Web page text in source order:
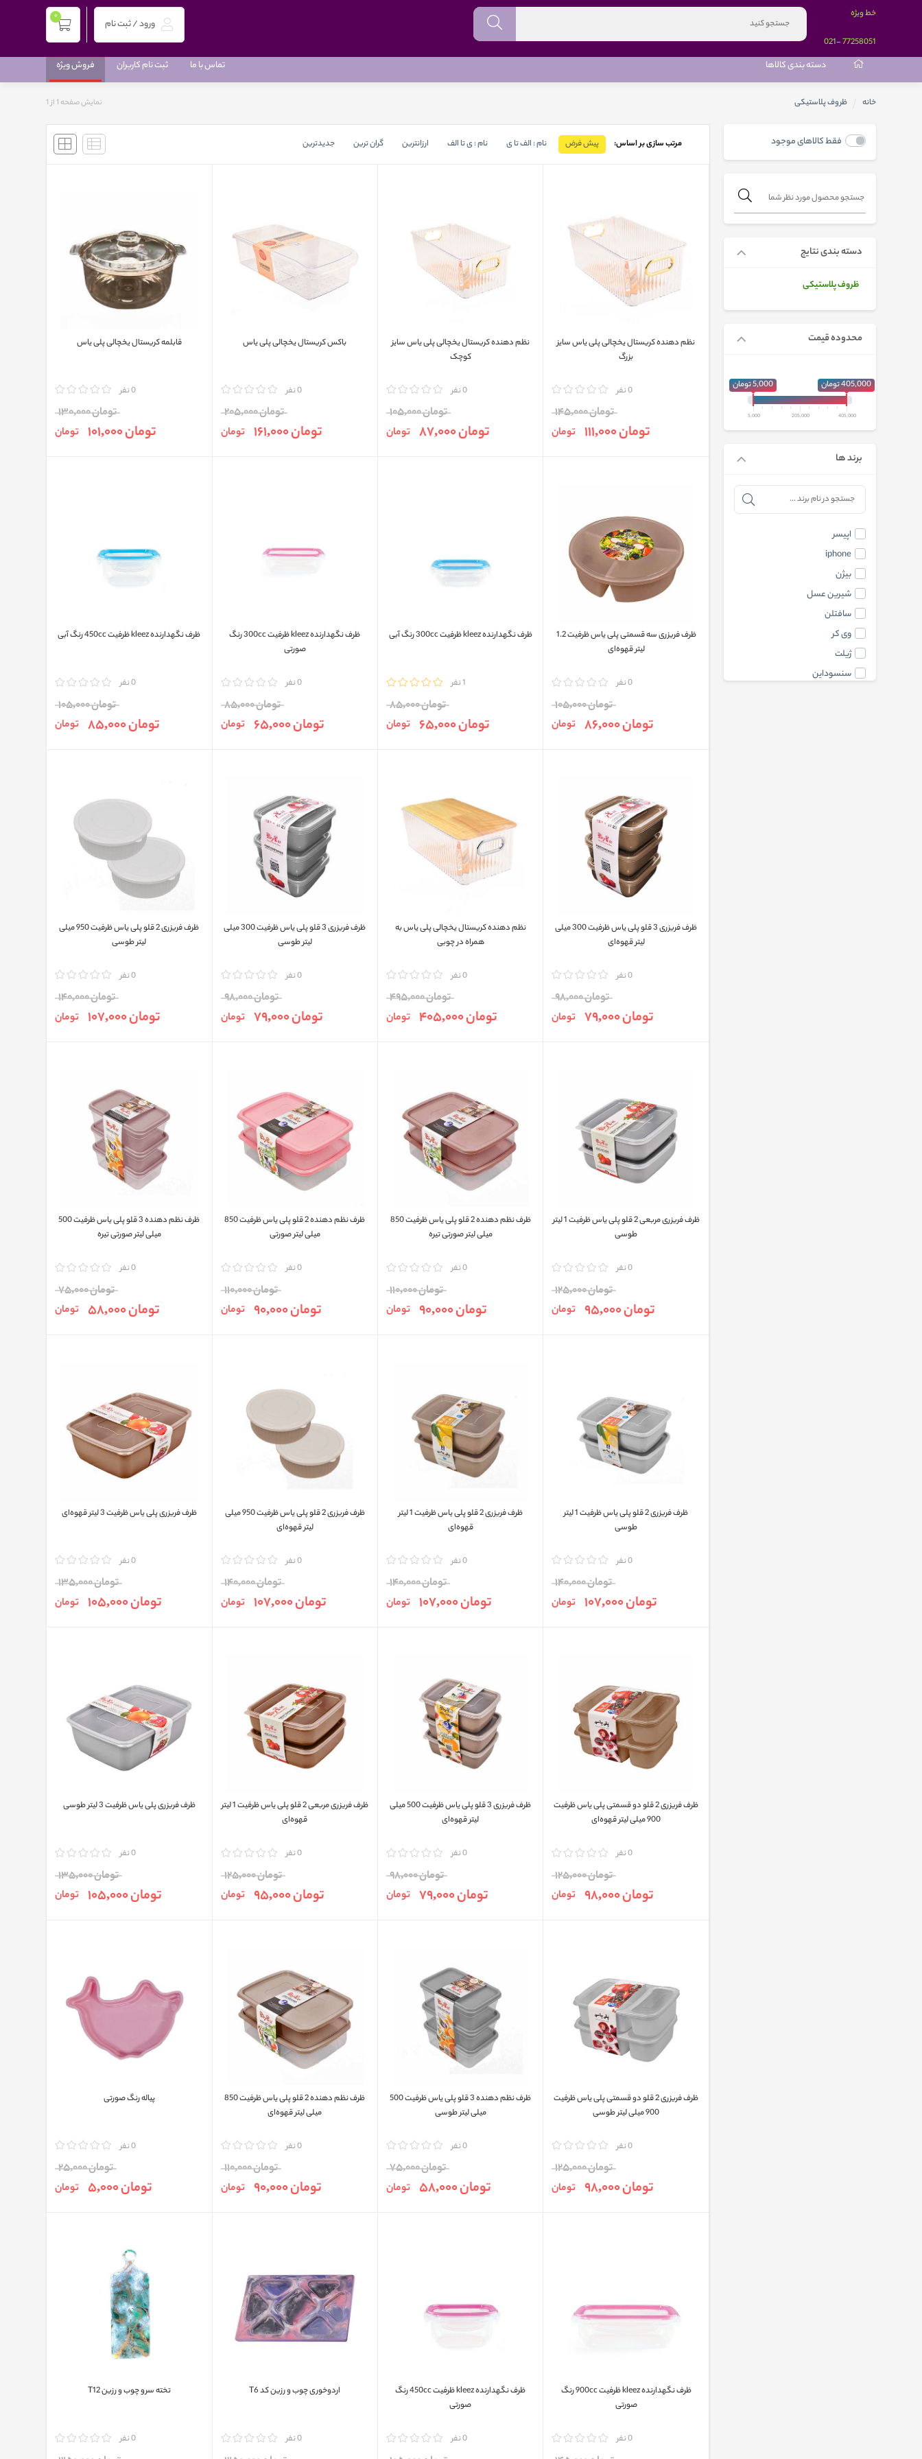
خط ویژه
77258051
-021
ورود / ثبت نام
0
دسته بندی کالاها تماس با ما ثبت نام کاربران فروش ویژه
خانه ظروف پلاستیکی نمایش صفحه 1 از 1
مرتب سازی بر اساس: پیش فرض نام : الف تا ی نام : ی تا الف ارزانترین گران ترین جدیدترین
نظم دهنده کريستال يخچالی پلی ياس سایز
بزرگ
0 نفر
تومان 145,000
تومان 111,000 تومان
نظم دهنده کريستال يخچالی پلی ياس سایز
کوچک
0 نفر
تومان 105,000
تومان 87,000 تومان
باکس کریستال یخچالی پلی یاس
0 نفر
تومان 205,000
تومان 161,000 تومان
قابلمه کریستال یخچالی پلی یاس
0 نفر
تومان 130,000
تومان 101,000 تومان
ظرف فریزری سه قسمتی پلی یاس ظرفیت 1.2
لیتر قهوه‌ای
0 نفر
تومان 105,000
تومان 86,000 تومان
ظرف نگهدارنده kleez ظرفیت 300cc رنگ آبی
1 نفر
تومان 85,000
تومان 65,000 تومان
ظرف نگهدارنده kleez ظرفیت 300cc رنگ
صورتی
0 نفر
تومان 85,000
تومان 65,000 تومان
ظرف نگهدارنده kleez ظرفیت 450cc رنگ آبی
0 نفر
تومان 105,000
تومان 85,000 تومان
ظرف فريزری 3 قلو پلی ياس ظرفیت 300 میلی
لیتر قهوه‌ای
0 نفر
تومان 98,000
تومان 79,000 تومان
نظم دهنده کريستال يخچالی پلی ياس به
همراه در چوبی
0 نفر
تومان 495,000
تومان 405,000 تومان
ظرف فريزری 3 قلو پلی ياس ظرفیت 300 میلی
لیتر طوسی
0 نفر
تومان 98,000
تومان 79,000 تومان
ظرف فريزری 2 قلو پلی ياس ظرفیت 950 میلی
لیتر طوسی
0 نفر
تومان 140,000
تومان 107,000 تومان
ظرف فريزری مربعی 2 قلو پلی ياس ظرفیت 1 لیتر
طوسی
0 نفر
تومان 125,000
تومان 95,000 تومان
ظرف نظم دهنده 2 قلو پلی ياس ظرفیت 850
میلی لیتر صورتی تیره
0 نفر
تومان 110,000
تومان 90,000 تومان
ظرف نظم دهنده 2 قلو پلی ياس ظرفیت 850
میلی لیتر صورتی
0 نفر
تومان 110,000
تومان 90,000 تومان
ظرف نظم دهنده 3 قلو پلی ياس ظرفیت 500
میلی لیتر صورتی تیره
0 نفر
تومان 75,000
تومان 58,000 تومان
ظرف فريزری 2 قلو پلی ياس ظرفیت 1 لیتر
طوسی
0 نفر
تومان 140,000
تومان 107,000 تومان
ظرف فريزری 2 قلو پلی ياس ظرفیت 1 لیتر
قهوه‌ای
0 نفر
تومان 140,000
تومان 107,000 تومان
ظرف فريزری 2 قلو پلی ياس ظرفیت 950 میلی
لیتر قهوه‌ای
0 نفر
تومان 140,000
تومان 107,000 تومان
ظرف فريزری پلی ياس ظرفیت 3 لیتر قهوه‌ای
0 نفر
تومان 135,000
تومان 105,000 تومان
ظرف فريزری 2 قلو دو قسمتی پلی ياس ظرفیت
900 میلی لیتر قهوه‌ای
0 نفر
تومان 125,000
تومان 98,000 تومان
ظرف فريزری 3 قلو پلی ياس ظرفیت 500 میلی
لیتر قهوه‌ای
0 نفر
تومان 98,000
تومان 79,000 تومان
ظرف فريزری مربعی 2 قلو پلی ياس ظرفیت 1 لیتر
قهوه‌ای
0 نفر
تومان 125,000
تومان 95,000 تومان
ظرف فريزری پلی ياس ظرفیت 3 لیتر طوسی
0 نفر
تومان 135,000
تومان 105,000 تومان
ظرف فريزری 2 قلو دو قسمتی پلی ياس ظرفیت
900 میلی لیتر طوسی
0 نفر
تومان 125,000
تومان 98,000 تومان
ظرف نظم دهنده 3 قلو پلی ياس ظرفیت 500
میلی لیتر طوسی
0 نفر
تومان 75,000
تومان 58,000 تومان
ظرف نظم دهنده 2 قلو پلی ياس ظرفیت 850
میلی لیتر قهوه‌ای
0 نفر
تومان 110,000
تومان 90,000 تومان
پیاله رنگ صورتی
0 نفر
تومان 25,000
تومان 5,000 تومان
ظرف نگهدارنده kleez ظرفیت 900cc رنگ
صورتی
0 نفر
ظرف نگهدارنده kleez ظرفیت 450cc رنگ
صورتی
0 نفر
اردوخوری چوب و رزین کد T6
0 نفر
تخته سرو چوب و رزین T12
0 نفر
فقط کالاهای موجود
دسته بندی نتایج
ظروف پلاستیکی
محدوده قیمت
5,000 تومان 405,000 تومان
5,000 205,000 405,000
برند ها
اپیسر
iphone
بیژن
شیرین عسل
سافتلن
وی کر
ژیلت
سنسوداین